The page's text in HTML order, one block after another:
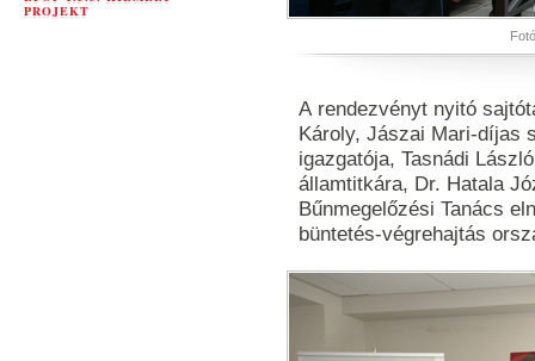
PROJEKT
A rendezvényt nyitó
Károly, Jászai Mari-díjas
igazgatója, Tasnádi
államtitkára, Dr. Hatala
Bűnmegelőzési Tanács
büntetés-végrehajtás